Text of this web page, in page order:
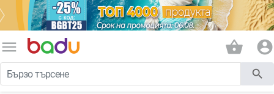
menu shopping_basket account_circle
search